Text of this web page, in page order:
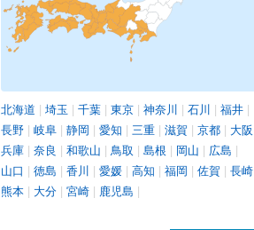
北海道 | 埼玉 | 千葉 | 東京 | 神奈川 | 石川 | 福井 |
長野 | 岐阜 | 静岡 | 愛知 | 三重 | 滋賀 | 京都 | 大阪
兵庫 | 奈良 | 和歌山 | 鳥取 | 島根 | 岡山 | 広島 |
山口 | 徳島 | 香川 | 愛媛 | 高知 | 福岡 | 佐賀 | 長崎
熊本 | 大分 | 宮崎 | 鹿児島 |